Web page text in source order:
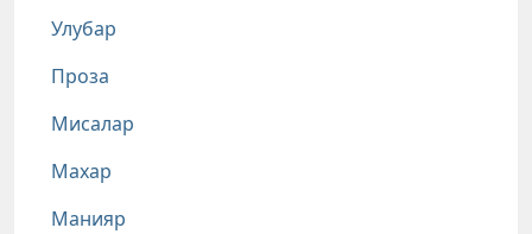
Улубар
Проза
Мисалар
Махар
Манияр